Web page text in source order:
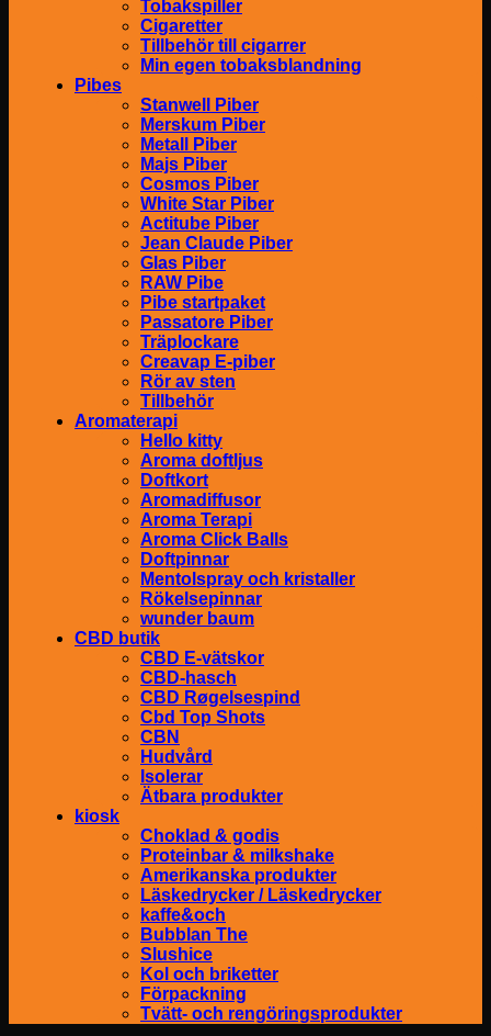
Tobakspiller
Cigaretter
Tillbehör till cigarrer
Min egen tobaksblandning
Pibes
Stanwell Piber
Merskum Piber
Metall Piber
Majs Piber
Cosmos Piber
White Star Piber
Actitube Piber
Jean Claude Piber
Glas Piber
RAW Pibe
Pibe startpaket
Passatore Piber
Träplockare
Creavap E-piber
Rör av sten
Tillbehör
Aromaterapi
Hello kitty
Aroma doftljus
Doftkort
Aromadiffusor
Aroma Terapi
Aroma Click Balls
Doftpinnar
Mentolspray och kristaller
Rökelsepinnar
wunder baum
CBD butik
CBD E-vätskor
CBD-hasch
CBD Røgelsespind
Cbd Top Shots
CBN
Hudvård
Isolerar
Ätbara produkter
kiosk
Choklad & godis
Proteinbar & milkshake
Amerikanska produkter
Läskedrycker / Läskedrycker
kaffe&och
Bubblan The
Slushice
Kol och briketter
Förpackning
Tvätt- och rengöringsprodukter